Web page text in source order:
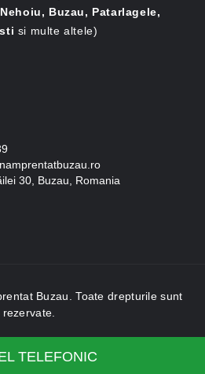
Buzau, Patarlagele,
si multe altele)
30, Buzau, Romania
Buzau
. Toate drepturile sunt
rezervate.
TELEFONIC